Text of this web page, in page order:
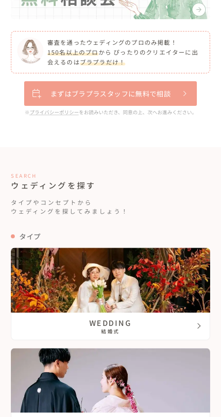
審査を通ったウェディングのプロのみ掲載！
150名以上のプロから ぴったりのクリエイターに出
会えるのはブラプラだけ！
まずはブラプラスタッフに無料で相談
※プライバシーポリシーをお読みいただき、同意の上、次へお進みください。
SEARCH
ウェディングを探す
タイプやコンセプトから
ウェディングを探してみましょう！
タイプ
WEDDING
結婚式